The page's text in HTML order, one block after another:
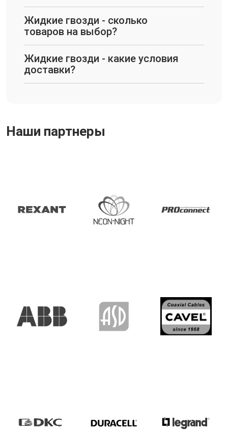
Жидкие гвозди - сколько
товаров на выбор?
Жидкие гвозди - какие условия
доставки?
Наши партнеры